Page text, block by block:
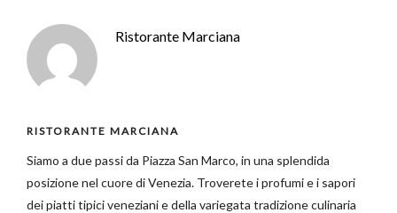
Ristorante Marciana
RISTORANTE MARCIANA
Siamo a due passi da Piazza San Marco, in una splendida
posizione nel cuore di Venezia. Troverete i profumi e i sapori
dei piatti tipici veneziani e della variegata tradizione culinaria